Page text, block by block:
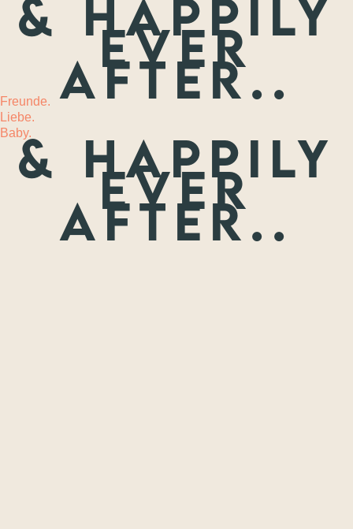
MEHR
& happily
ever
after..
Freunde.
Liebe.
Baby.& happily
ever
after..